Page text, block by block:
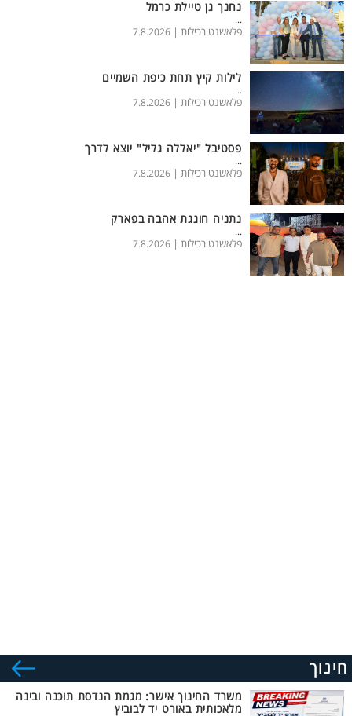
נחנך גן טיילת כרמל
...
פלאשנט רכילות | 7.8.2026
לילות קיץ תחת כיפת השמיים
...
פלאשנט רכילות | 7.8.2026
פסטיבל "יאללה גליל" יוצא לדרך
...
פלאשנט רכילות | 7.8.2026
נתניה חוגגת אהבה בפארק
...
פלאשנט רכילות | 7.8.2026
חינוך
משרד החינוך אישר: מגמת הנדסת תוכנה ובינה
מלאכותית באורט יד לבוביץ